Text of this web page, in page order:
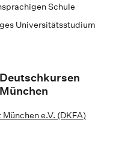
Schule
Universitätsstudium
e.V. (DKFA)